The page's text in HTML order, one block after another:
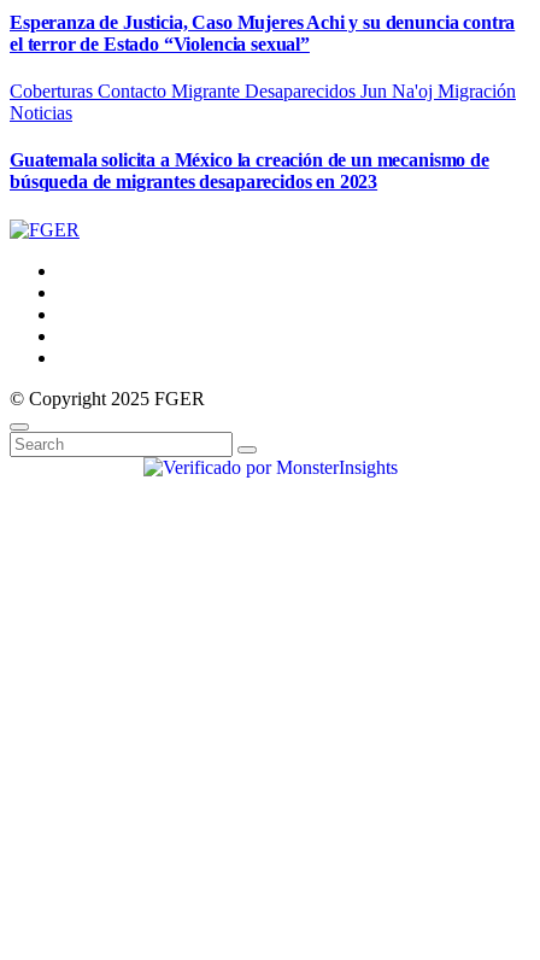
Esperanza de Justicia, Caso Mujeres Achi y su denuncia contra
el terror de Estado “Violencia sexual”
Coberturas Contacto Migrante Desaparecidos Jun Na'oj Migración
Noticias
Guatemala solicita a México la creación de un mecanismo de
búsqueda de migrantes desaparecidos en 2023
© Copyright 2025 FGER